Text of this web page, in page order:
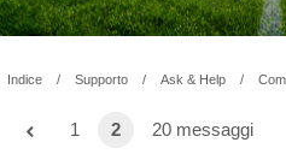
Indice Supporto Ask & Help
1 2 20 messaggi